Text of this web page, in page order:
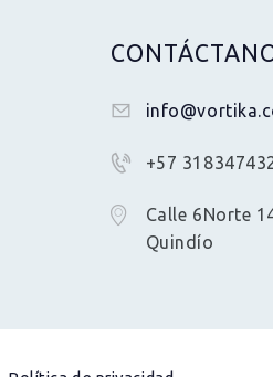
+57
Calle 6Norte
Quindío